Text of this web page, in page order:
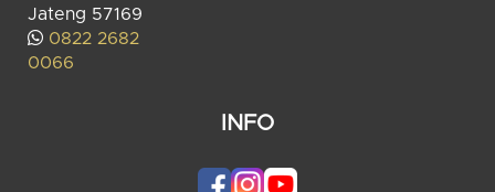
Jateng 57169
0822 2682
0066
INFO